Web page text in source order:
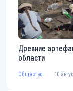
Древние
области
Общество 10